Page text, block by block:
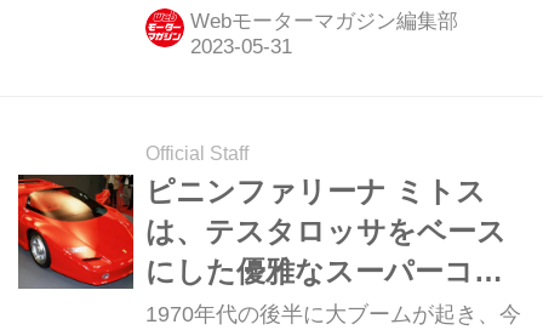
していく、スーパーカークロニクル。
今回は、フェラーリ F355だ。
Webモーターマガジン編集部
Official Staff
ピニンファリーナ ミトス
は、テスタロッサをベース
にした優雅なスーパーコン
セプトだった【スーパーカ
1970年代の後半に大ブームが起き、今